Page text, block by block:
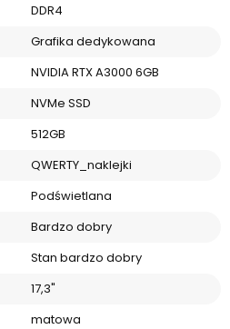
DDR4
Grafika dedykowana
NVIDIA RTX A3000 6GB
NVMe SSD
512GB
QWERTY_naklejki
Podświetlana
Bardzo dobry
Stan bardzo dobry
17,3"
matowa